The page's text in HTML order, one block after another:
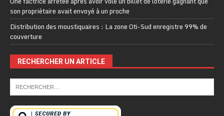
son propriétaire avait envoyé à un proche
Distribution des moustiquaires : La zone Oti-Sud enregistre 99% de
couverture
RECHERCHER UN ARTICLE